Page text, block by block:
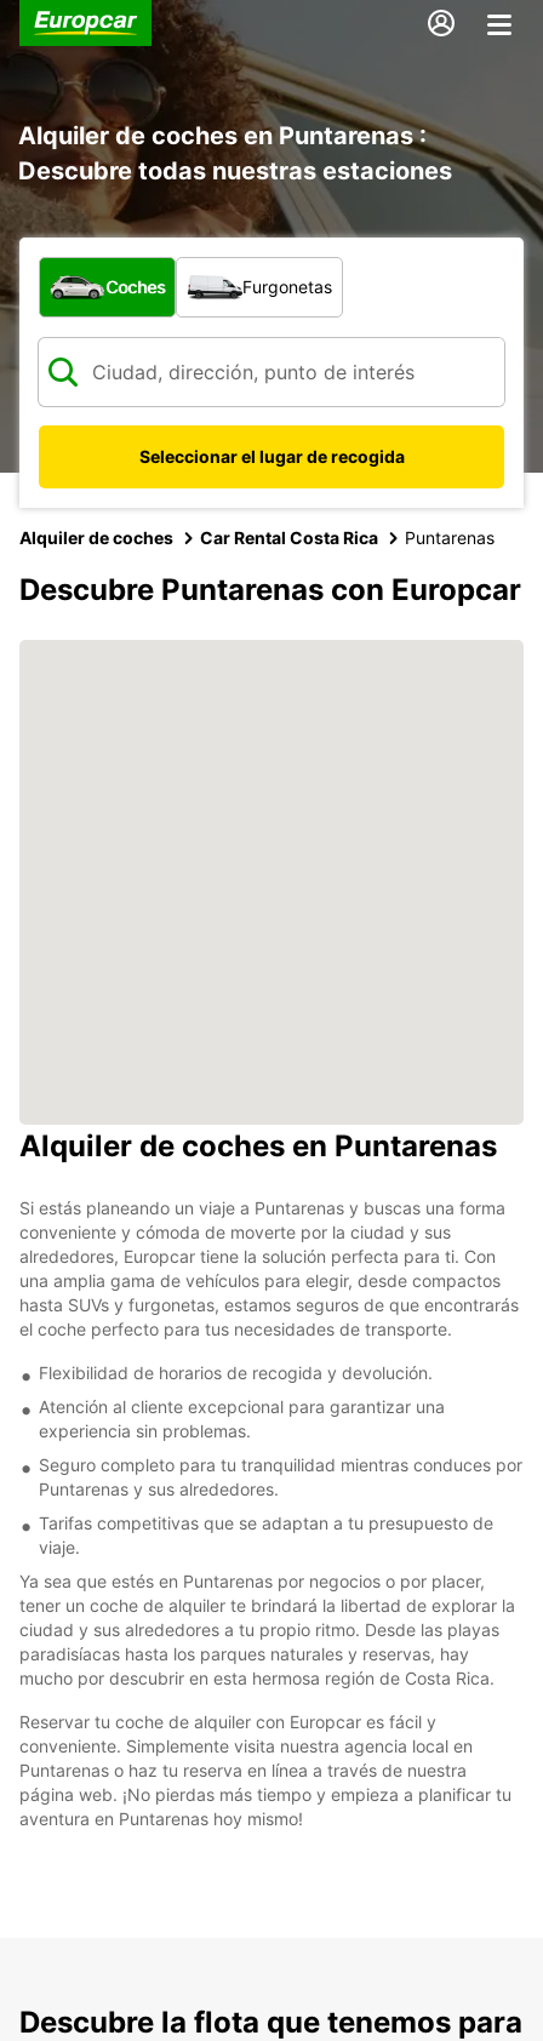
Alquiler de coches en Puntarenas :
Descubre todas nuestras estaciones
¿Qué tipo de vehículo?
Coches Furgonetas
Seleccionar el lugar de recogida
Alquiler de coches Car Rental Costa Rica Puntarenas
Descubre Puntarenas con Europcar
Alquiler de coches en Puntarenas
Si estás planeando un viaje a Puntarenas y buscas una forma
conveniente y cómoda de moverte por la ciudad y sus
alrededores, Europcar tiene la solución perfecta para ti. Con
una amplia gama de vehículos para elegir, desde compactos
hasta SUVs y furgonetas, estamos seguros de que encontrarás
el coche perfecto para tus necesidades de transporte.
Flexibilidad de horarios de recogida y devolución.
Atención al cliente excepcional para garantizar una
experiencia sin problemas.
Seguro completo para tu tranquilidad mientras conduces por
Puntarenas y sus alrededores.
Tarifas competitivas que se adaptan a tu presupuesto de
viaje.
Ya sea que estés en Puntarenas por negocios o por placer,
tener un coche de alquiler te brindará la libertad de explorar la
ciudad y sus alrededores a tu propio ritmo. Desde las playas
paradisíacas hasta los parques naturales y reservas, hay
mucho por descubrir en esta hermosa región de Costa Rica.
Reservar tu coche de alquiler con Europcar es fácil y
conveniente. Simplemente visita nuestra agencia local en
Puntarenas o haz tu reserva en línea a través de nuestra
página web. ¡No pierdas más tiempo y empieza a planificar tu
aventura en Puntarenas hoy mismo!
Descubre la flota que tenemos para